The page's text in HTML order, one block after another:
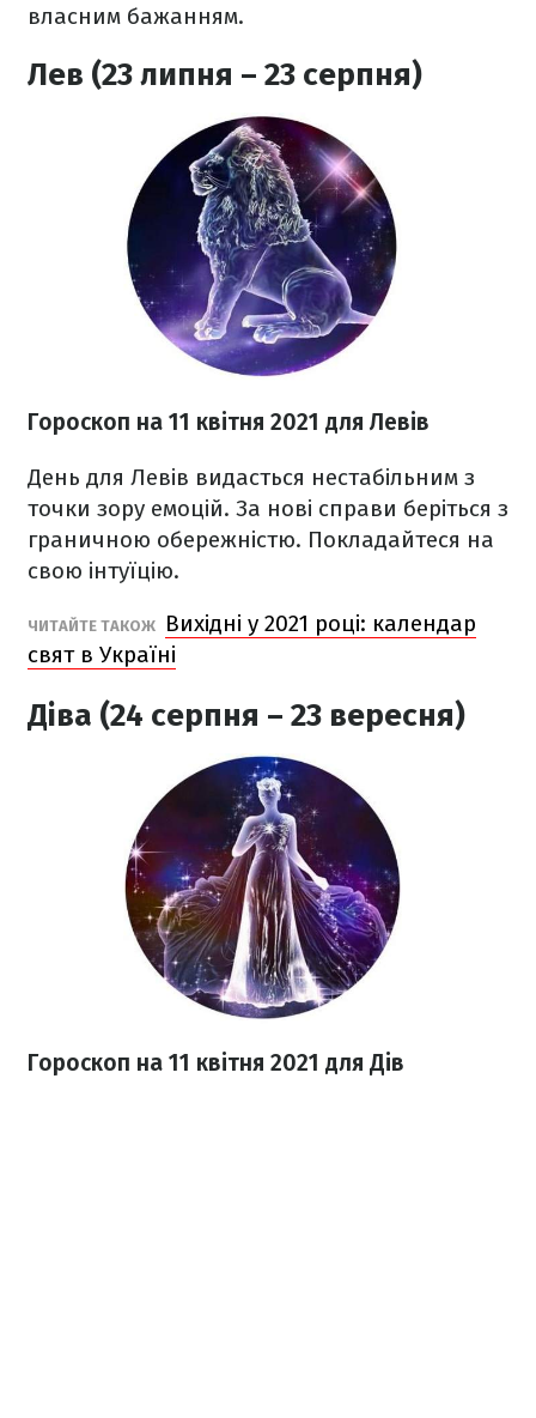
власним бажанням.
Лев (23 липня – 23 серпня)
Гороскоп на 11 квітня 2021 для Левів
День для Левів видасться нестабільним з
точки зору емоцій. За нові справи беріться з
граничною обережністю. Покладайтеся на
свою інтуїцію.
ЧИТАЙТЕ ТАКОЖ
Вихідні у 2021 році: календар
свят в Україні
Діва (24 серпня – 23 вересня)
Гороскоп на 11 квітня 2021 для Дів